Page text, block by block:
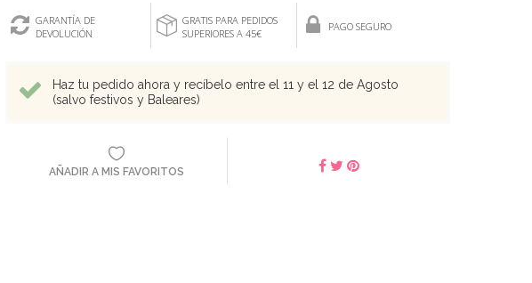
GARANTÍA DE
DEVOLUCIÓN
GRATIS PARA PEDIDOS
SUPERIORES A 45€
PAGO SEGURO
Haz tu pedido ahora y recíbelo entre el 11 y el 12 de Agosto
(salvo festivos y Baleares)
AÑADIR A MIS FAVORITOS